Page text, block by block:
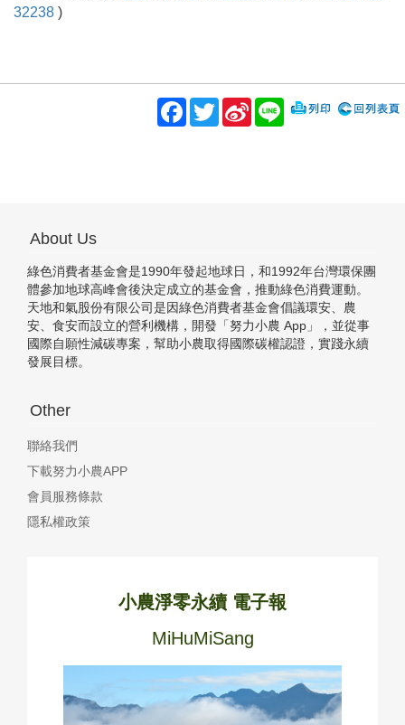
32238 )
Facebook
TwitterSina
Weibo
Line
About Us
綠色消費者基金會是1990年發起地球日，和1992年台灣環保團
體參加地球高峰會後決定成立的基金會，推動綠色消費運動。
天地和氣股份有限公司是因綠色消費者基金會倡議環安、農
安、食安而設立的營利機構，開發「努力小農 App」，並從事
國際自願性減碳專案，幫助小農取得國際碳權認證，實踐永續
發展目標。
Other
聯絡我們
下載努力小農APP
會員服務條款
隱私權政策
小農淨零永續 電子報
MiHuMiSang